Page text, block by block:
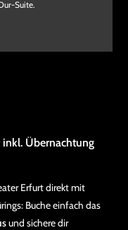
Suite.
Übernachtung
Erfurt direkt mit
Buche einfach das
und sichere dir